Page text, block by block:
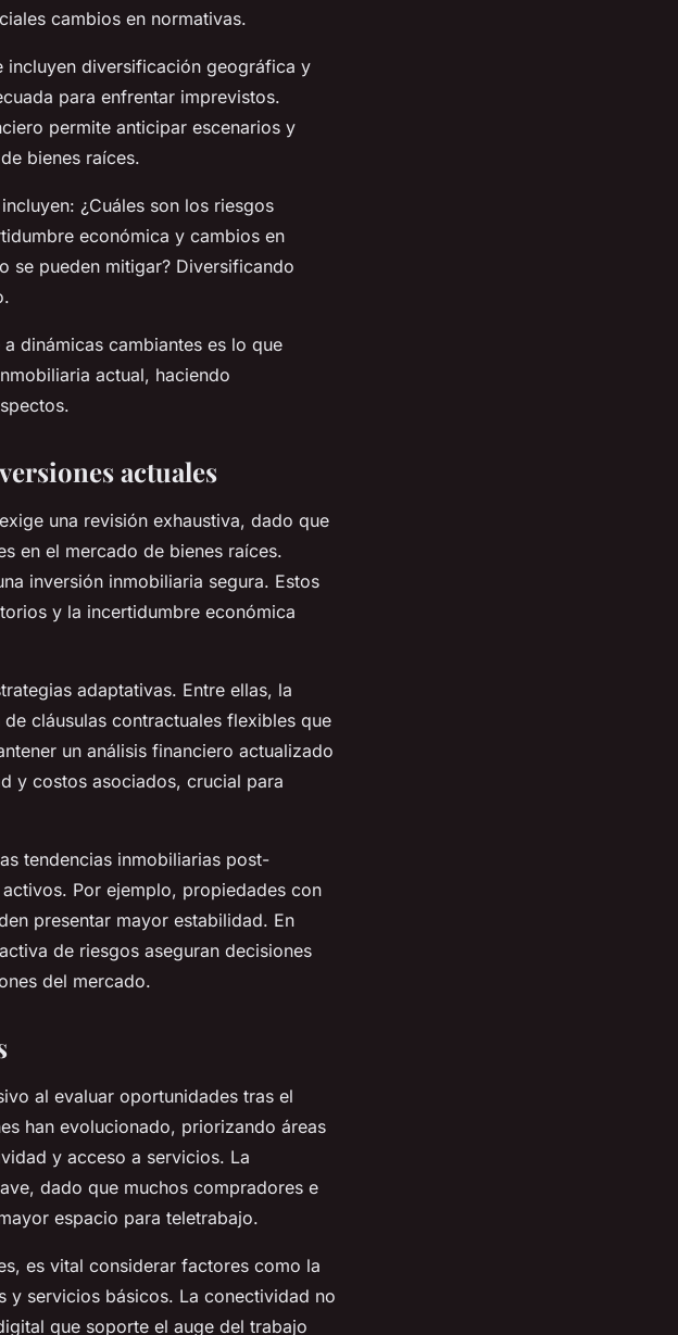
cambios en normativas.
incluyen diversificación geográfica y
para enfrentar imprevistos.
permite anticipar escenarios y
bienes raíces.
¿Cuáles son los riesgos
económica y cambios en
se pueden mitigar? Diversificando
dinámicas cambiantes es lo que
actual, haciendo
actuales
una revisión exhaustiva, dado que
en el mercado de bienes raíces.
inversión inmobiliaria segura. Estos
y la incertidumbre económica
adaptativas. Entre ellas, la
cláusulas contractuales flexibles que
un análisis financiero actualizado
y costos asociados, crucial para
tendencias inmobiliarias post-
Por ejemplo, propiedades con
presentar mayor estabilidad. En
de riesgos aseguran decisiones
del mercado.
al evaluar oportunidades tras el
han evolucionado, priorizando áreas
y acceso a servicios. La
dado que muchos compradores e
espacio para teletrabajo.
es vital considerar factores como la
y servicios básicos. La conectividad no
que soporte el auge del trabajo